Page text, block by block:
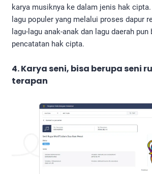
karya musiknya ke dalam jenis hak
lagu populer yang melalui proses dapur
lagu-lagu anak-anak dan lagu daerah
pencatatan hak cipta.
4. Karya seni, bisa berupa seni
terapan